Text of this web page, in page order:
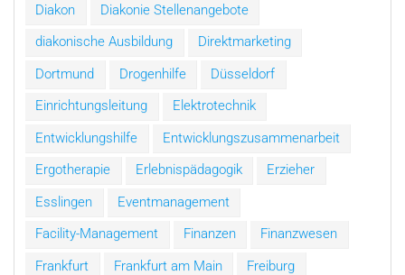
Diakon
Diakonie Stellenangebote
diakonische Ausbildung
Direktmarketing
Dortmund
Drogenhilfe
Düsseldorf
Einrichtungsleitung
Elektrotechnik
Entwicklungshilfe
Entwicklungszusammenarbeit
Ergotherapie
Erlebnispädagogik
Erzieher
Esslingen
Eventmanagement
Facility-Management
Finanzen
Finanzwesen
Frankfurt
Frankfurt am Main
Freiburg